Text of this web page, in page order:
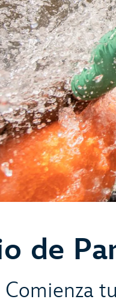
de
Comienza